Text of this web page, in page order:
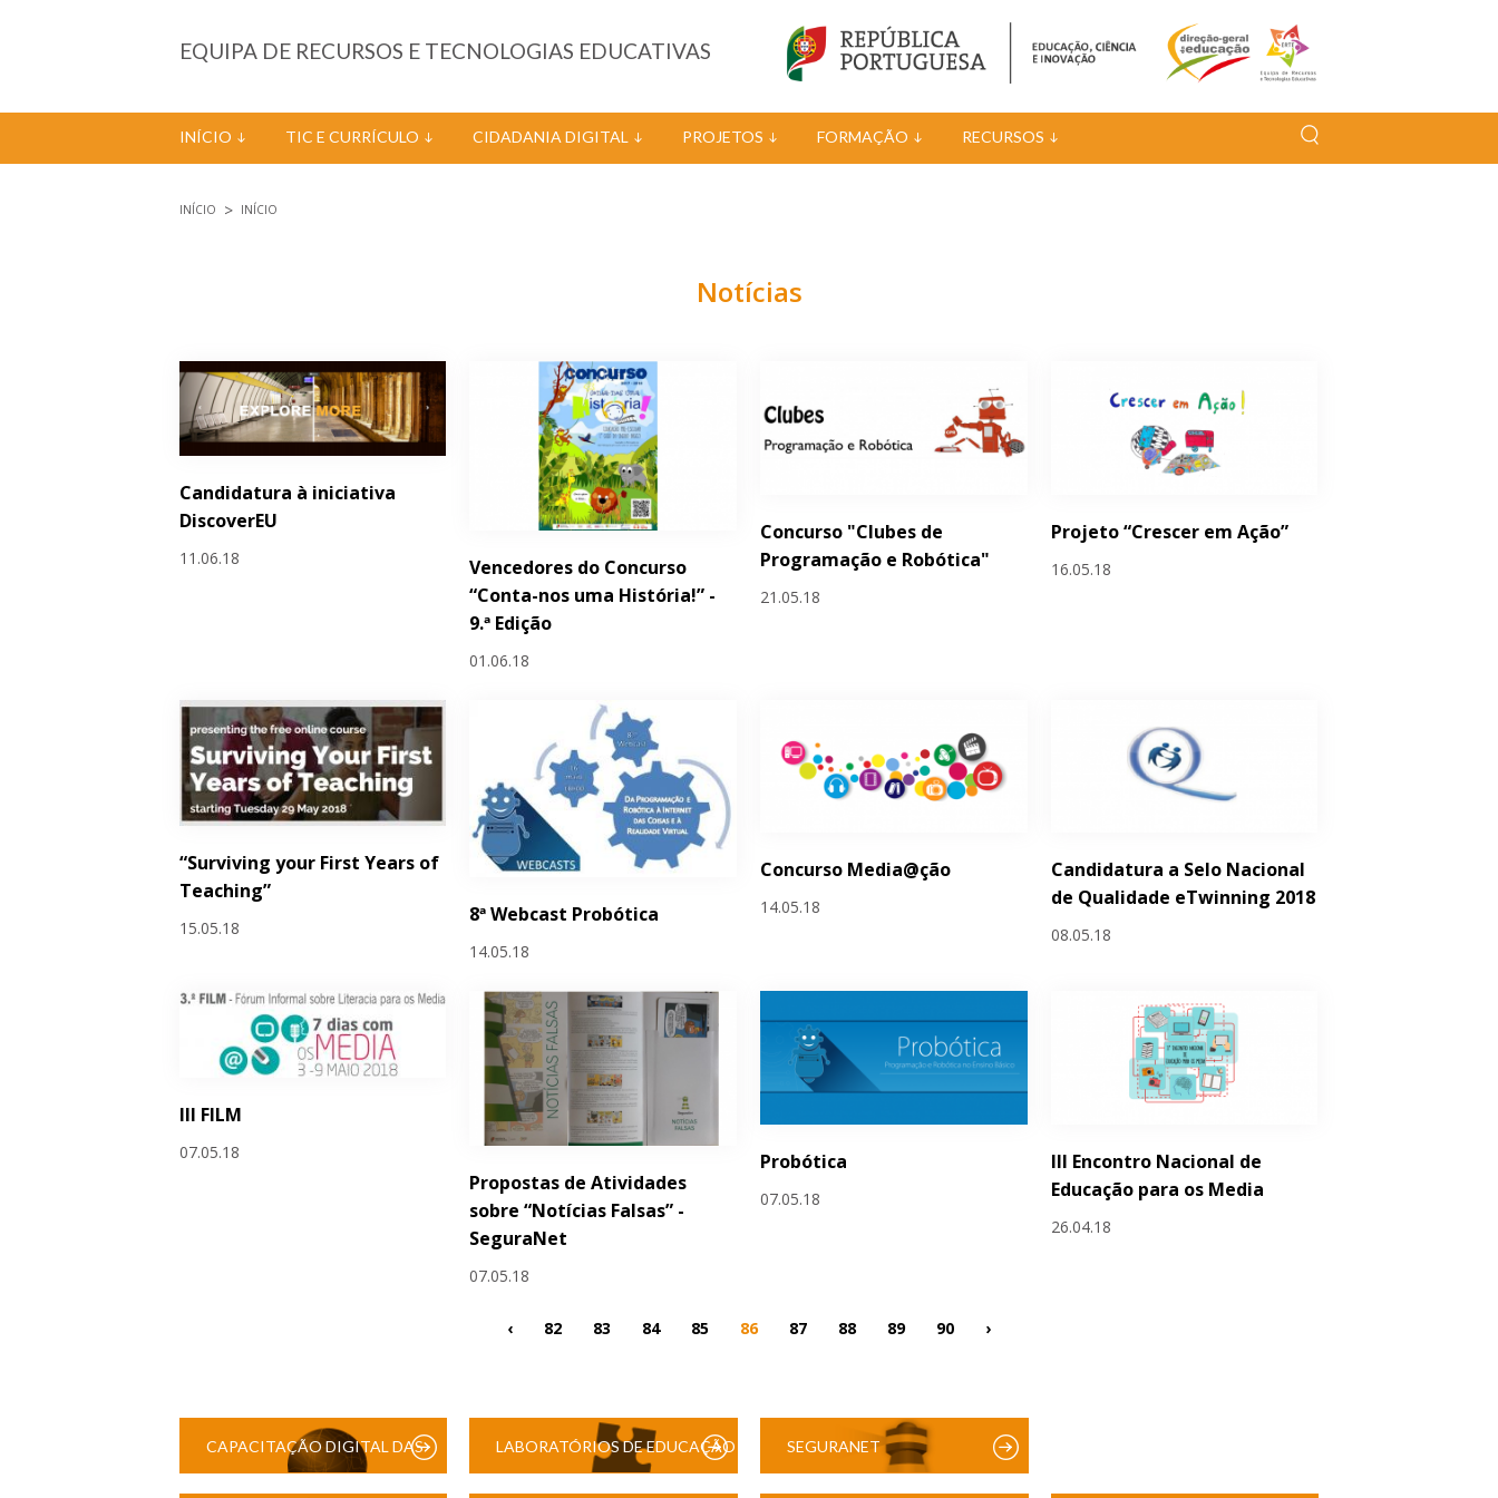
EQUIPA DE RECURSOS E TECNOLOGIAS EDUCATIVAS
INÍCIO TIC E CURRÍCULO CIDADANIA DIGITAL PROJETOS FORMAÇÃO RECURSOS
INÍCIO INÍCIO
Notícias
Candidatura à iniciativa
DiscoverEU
11.06.18
Vencedores do Concurso
“Conta-nos uma História!” -
9.ª Edição
01.06.18
Concurso "Clubes de
Programação e Robótica"
21.05.18
Projeto “Crescer em Ação”
16.05.18
“Surviving your First Years of
Teaching”
15.05.18
8ª Webcast Probótica
14.05.18
Concurso Media@ção
14.05.18
Candidatura a Selo Nacional
de Qualidade eTwinning 2018
08.05.18
III FILM
07.05.18
Propostas de Atividades
sobre “Notícias Falsas” -
SeguraNet
07.05.18
Probótica
07.05.18
III Encontro Nacional de
Educação para os Media
26.04.18
Páginas
‹ 82 83 84 85 86 87 88 89 90 ›
CAPACITAÇÃO DIGITAL DAS LABORATÓRIOS DE EDUCAÇÃO SEGURANET